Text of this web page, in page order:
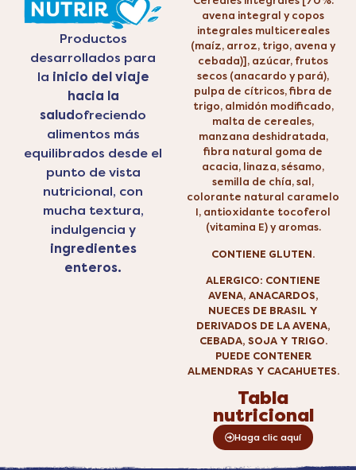
Productos
desarrollados para
la inicio del viaje
hacia la
salud ofreciendo
alimentos más
equilibrados desde el
punto de vista
nutricional, con
mucha textura,
indulgencia y
ingredientes
enteros.
avena integral y copos
integrales multicereales
(maíz, arroz, trigo, avena y
cebada)], azúcar, frutos
secos (anacardo y pará),
pulpa de cítricos, fibra de
trigo, almidón modificado,
malta de cereales,
manzana deshidratada,
fibra natural goma de
acacia, linaza, sésamo,
semilla de chía, sal,
colorante natural caramelo
I, antioxidante tocoferol
(vitamina E) y aromas.
CONTIENE GLUTEN.
ALERGICO: CONTIENE
AVENA, ANACARDOS,
NUECES DE BRASIL Y
DERIVADOS DE LA AVENA,
CEBADA, SOJA Y TRIGO.
PUEDE CONTENER
ALMENDRAS Y CACAHUETES.
Tabla
nutricional
Haga clic aquí